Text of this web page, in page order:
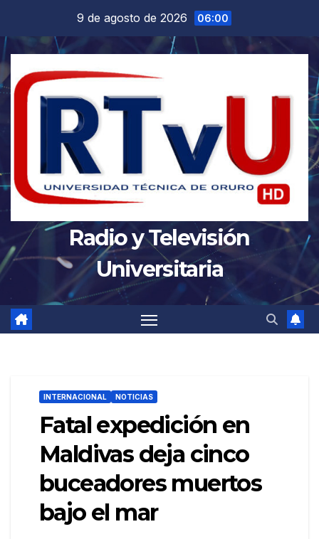
contenido
9 de agosto de 2026 06:00
Radio y Televisión
Universitaria
INTERNACIONAL NOTICIAS
Fatal expedición en
Maldivas deja cinco
buceadores muertos
bajo el mar